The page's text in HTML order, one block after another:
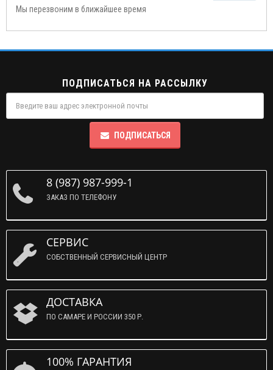
Мы перезвоним в ближайшее время
ПОДПИСАТЬСЯ НА РАССЫЛКУ
ПОДПИСАТЬСЯ
8 (987) 987-999-1
ЗАКАЗ ПО ТЕЛЕФОНУ
СЕРВИС
СОБСТВЕННЫЙ СЕРВИСНЫЙ ЦЕНТР
ДОСТАВКА
ПО САМАРЕ И РОССИИ 350 Р.
100% ГАРАНТИЯ